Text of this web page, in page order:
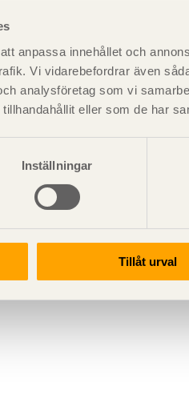
anpassa innehållet och
Vi vidarebefordrar även
analysföretag som vi
eller som de har
Inställningar
Tillåt urval